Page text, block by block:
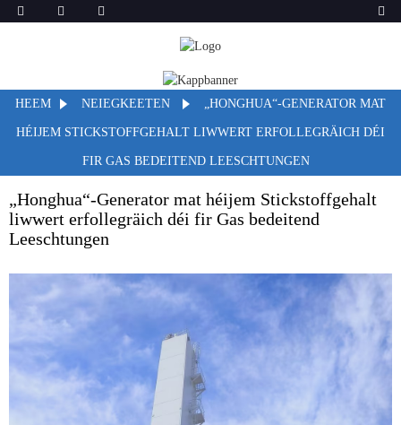
HEEM NEIEGKEETEN „HONGHUA“-GENERATOR MAT
HÉIJEM STICKSTOFFGEHALT LIWWERT ERFOLLEGRÄICH DÉI
FIR GAS BEDEITEND LEESCHTUNGEN
„Honghua“-Generator mat héijem Stickstoffgehalt
liwwert erfollegräich déi fir Gas bedeitend
Leeschtungen